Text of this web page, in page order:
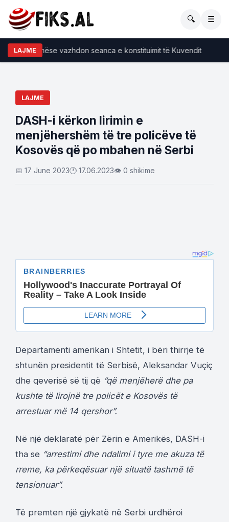
🔍 ☰
LAJME
njoftim nëse vazhdon seanca e konstituimit të Kuvendit
LAJME
DASH-i kërkon lirimin e
menjëhershëm të tre policëve të
Kosovës që po mbahen në Serbi
📅 17 June 2023🕐 17.06.2023👁 0 shikime
Departamenti amerikan i Shtetit, i bëri thirrje të
shtunën presidentit të Serbisë, Aleksandar Vuçiç
dhe qeverisë së tij që “që menjëherë dhe pa
kushte të lirojnë tre policët e Kosovës të
arrestuar më 14 qershor”.
Në një deklaratë për Zërin e Amerikës, DASH-i
tha se “arrestimi dhe ndalimi i tyre me akuza të
rreme, ka përkeqësuar një situatë tashmë të
tensionuar”.
Të premten një gjykatë në Serbi urdhëroi